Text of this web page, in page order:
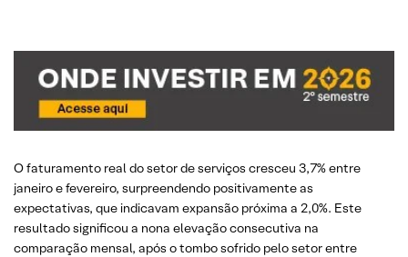
O faturamento real do setor de serviços cresceu 3,7% entre
janeiro e fevereiro, surpreendendo positivamente as
expectativas, que indicavam expansão próxima a 2,0%. Este
resultado significou a nona elevação consecutiva na
comparação mensal, após o tombo sofrido pelo setor entre